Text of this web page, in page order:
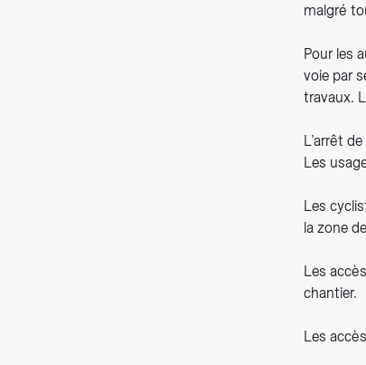
malgré
Pour les
voie par
travaux.
L’arrêt
Les
Les
la zone
Les
chantier.
Les